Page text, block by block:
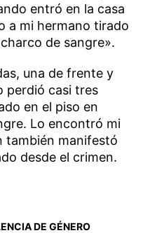
entró en la casa
a mi hermano tirado
de sangre».
una de frente y
perdió casi tres
en el piso en
Lo encontró mi
también manifestó
desde el crimen.
DE GÉNERO